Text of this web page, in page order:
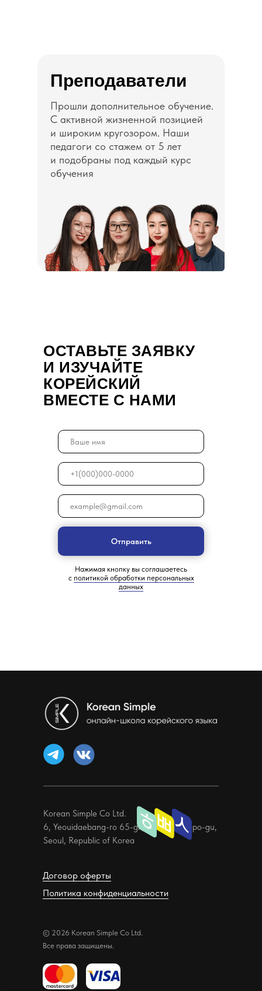
Преподаватели
Прошли дополнительное обучение.
С активной жизненной позицией
и широким кругозором. Наши
педагоги со стажем от 5 лет
и подобраны под каждый курс
обучения
Катерина Нам, Владимир Тен
Отправить
Нажимая кнопку вы соглашаетесь
с политикой обработки персональных
данных
ОСТАВЬТЕ ЗАЯВКУ
И ИЗУЧАЙТЕ
КОРЕЙСКИЙ
ВМЕСТЕ С НАМИ
Договор оферты
Политика конфиденциальности
© 2026 Korean Simple Co Ltd.
Все права защищены.
Korean Simple Co Ltd.
6, Yeouidaebang-ro 65-gil, Yeongdeungpo-gu,
Seoul, Republic of Korea